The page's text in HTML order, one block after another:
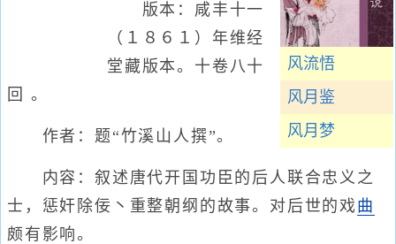
风流悟
风月鉴
风月梦
版本：咸丰十一
（１８６１）年维经
堂藏版本。十卷八十
回 。
作者：题“竹溪山人撰”。
内容：叙述唐代开国功臣的后人联合忠义之
士，惩奸除佞丶重整朝纲的故事。对后世的戏曲
颇有影响。